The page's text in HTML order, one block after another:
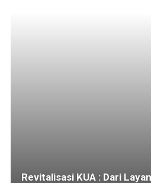
Revitalisasi KUA : Dari